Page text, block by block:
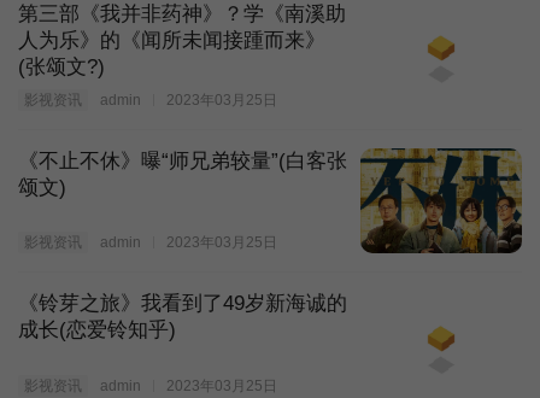
第三部《我并非药神》？学《南溪助
人为乐》的《闻所未闻接踵而来》
(张颂文?)
影视资讯 admin 2023年03月25日
《不止不休》曝“师兄弟较量”(白客张
颂文)
影视资讯 admin 2023年03月25日
《铃芽之旅》我看到了49岁新海诚的
成长(恋爱铃知乎)
影视资讯 admin 2023年03月25日